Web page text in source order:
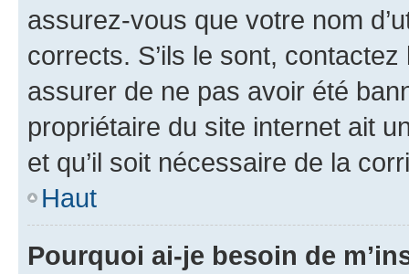
assurez-vous que votre nom
corrects. S’ils le sont,
assurer de ne pas avoir été
propriétaire du site internet ait
et qu’il soit nécessaire de la
Haut
Pourquoi ai-je besoin de